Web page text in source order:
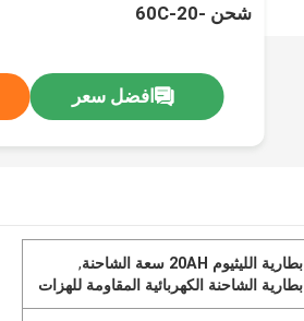
شحن -20-60C
افضل سعر
بطارية الليثيوم 20AH سعة الشاحنة
,
بطارية الشاحنة الكهربائية المقاومة للهزات